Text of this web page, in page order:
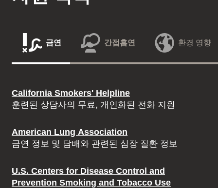
금연 간접흡연 환경 영향
California Smokers' Helpline
훈련된 상담사의 무료, 개인화된 전화 지원
American Lung Association
금연 정보 및 담배와 관련된 심장 질환 정보
U.S. Centers for Disease Control and
Prevention Smoking and Tobacco Use